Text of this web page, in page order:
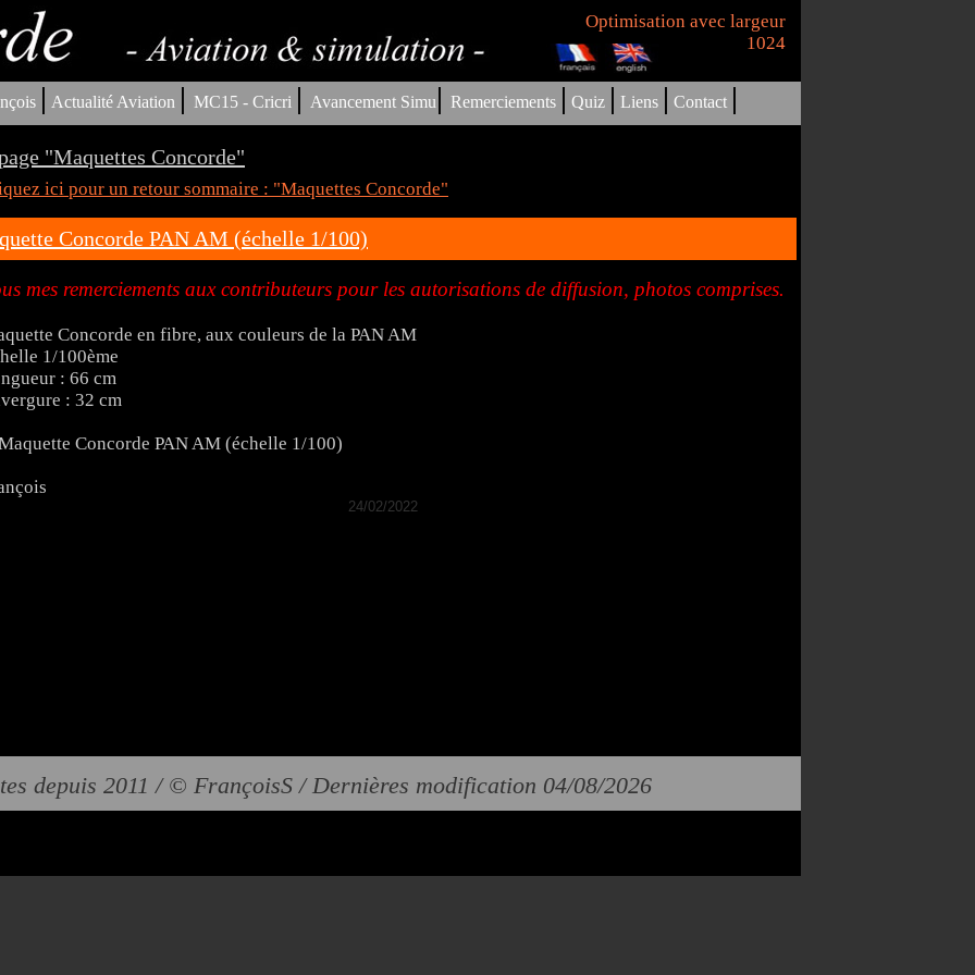
Optimisation avec largeur
1024
| Actualité Aviation | MC15 - Cricri | Avancement Simu| Remerciements | Quiz | Liens | Contact |
"Maquettes Concorde"
ici pour un retour sommaire : "Maquettes Concorde"
Concorde PAN AM (échelle 1/100)
mes remerciements aux contributeurs pour les autorisations de diffusion, photos comprises.
Concorde en fibre, aux couleurs de la PAN AM
1/100ème
: 66 cm
: 32 cm
24/02/2022
depuis 2011 / © FrançoisS / Dernières modification 04/08/2026